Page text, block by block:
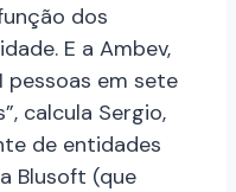
dos
E a Ambev,
pessoas em sete
calcula Sergio,
de entidades
Blusoft (que